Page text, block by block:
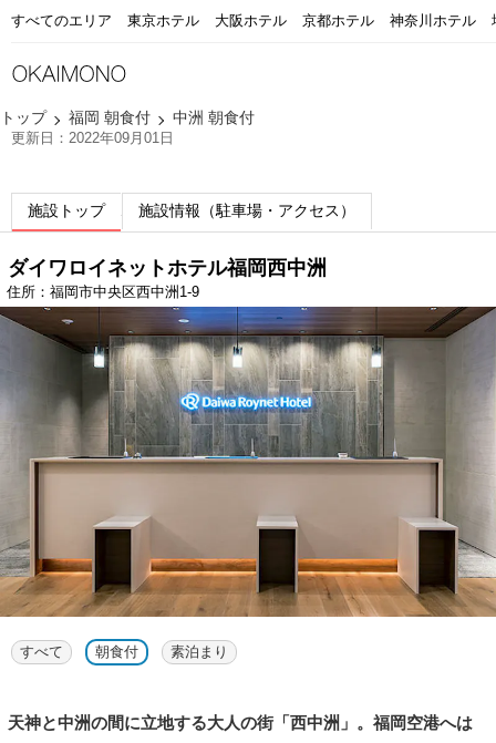
すべてのエリア 東京ホテル 大阪ホテル 京都ホテル 神奈川ホテル
トップ 福岡 朝食付 中洲 朝食付
更新日：2022年09月01日
施設トップ 施設情報（駐車場・アクセス）
ダイワロイネットホテル福岡西中洲
住所：福岡市中央区西中洲1-9
すべて 朝食付 素泊まり
天神と中洲の間に立地する大人の街「西中洲」。福岡空港へは